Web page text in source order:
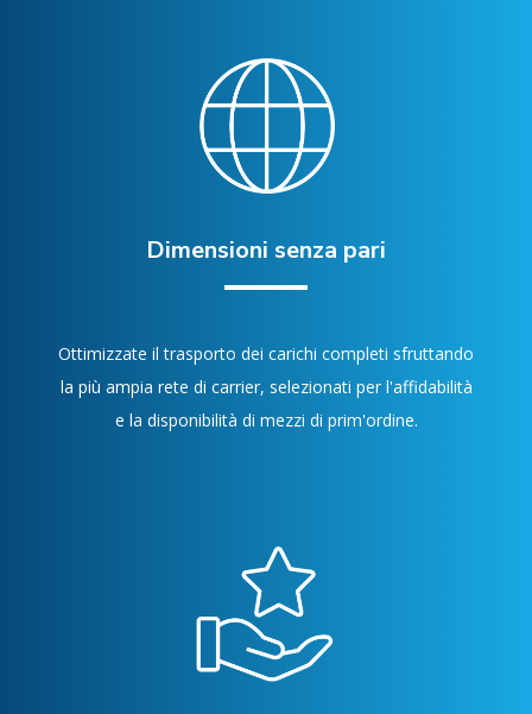
Dimensioni senza pari
Ottimizzate il trasporto dei carichi completi sfruttando
la più ampia rete di carrier, selezionati per l'affidabilità
e la disponibilità di mezzi di prim'ordine.